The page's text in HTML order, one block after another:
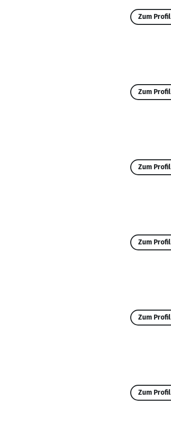
Zum Profil
Zum Profil
Zum Profil
Zum Profil
Zum Profil
Zum Profil